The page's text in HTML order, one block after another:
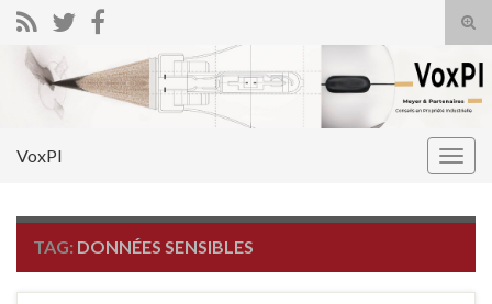
Search for:
VoxPI
TAG: DONNÉES SENSIBLES